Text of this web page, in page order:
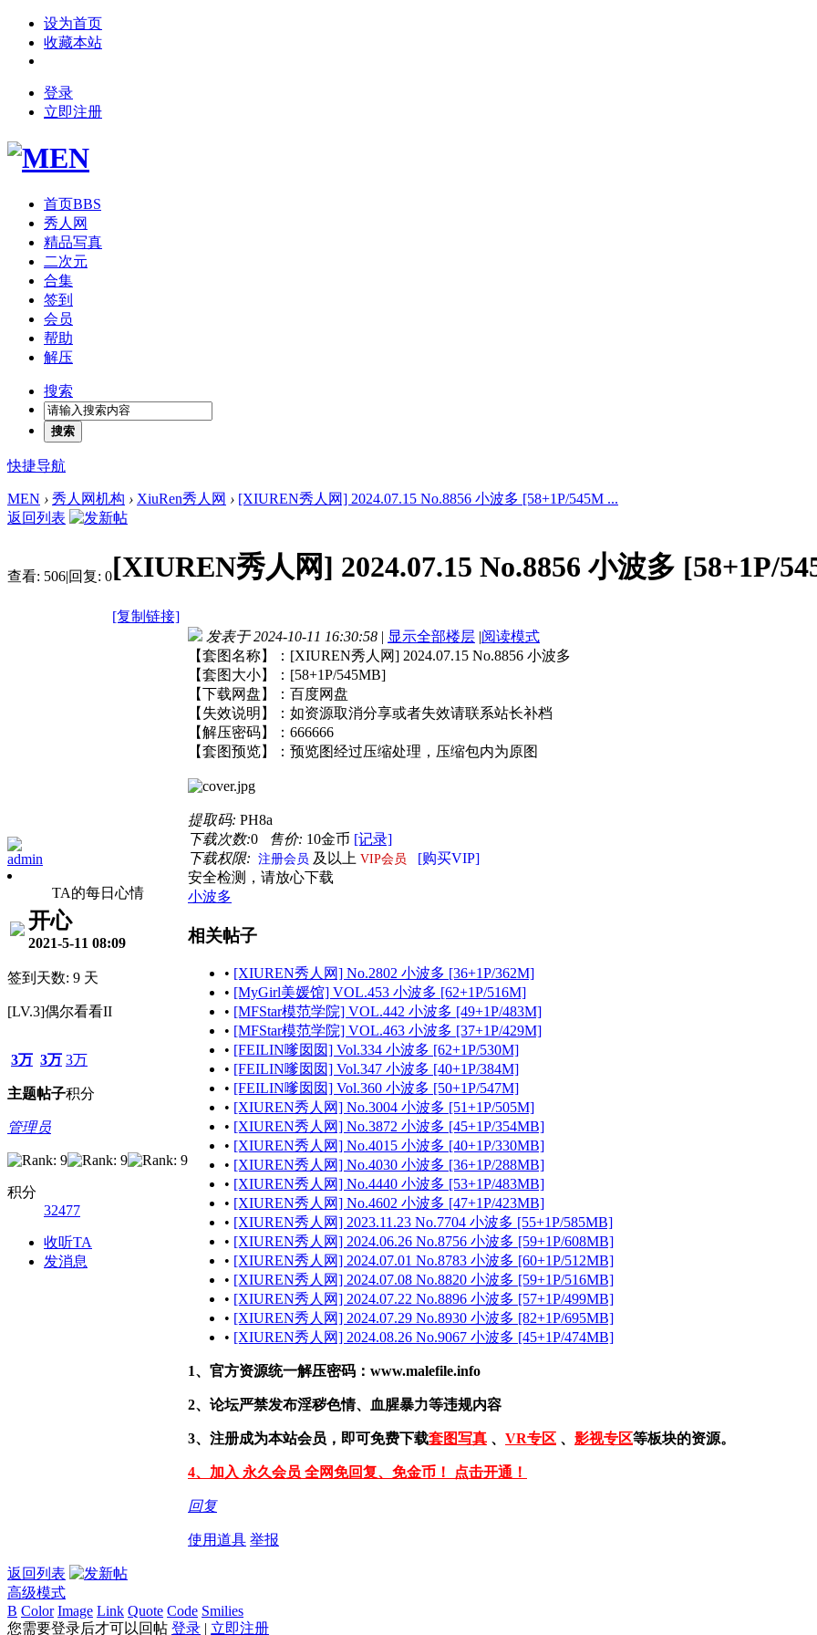
设为首页
收藏本站
登录
立即注册
首页BBS
秀人网
精品写真
二次元
合集
签到
会员
帮助
解压
搜索
搜索
快捷导航
MEN › 秀人网机构 › XiuRen秀人网 › [XIUREN秀人网] 2024.07.15 No.8856 小波多 [58+1P/545M ...
返回列表
查看: 506|回复: 0[XIUREN秀人网] 2024.07.15 No.8856 小波多 [58+1P/
[复制链接]
admin
TA的每日心情
开心
2021-5-11 08:09
签到天数: 9 天
[LV.3]偶尔看看II
3万
主题
3万
帖子
3万
积分
管理员
积分
32477
收听TA
发消息
发表于 2024-10-11 16:30:58 | 显示全部楼层 |阅读模式
【套图名称】：[XIUREN秀人网] 2024.07.15 No.8856 小波多
【套图大小】：[58+1P/545MB]
【下载网盘】：百度网盘
【失效说明】：如资源取消分享或者失效请联系站长补档
【解压密码】：666666
【套图预览】：预览图经过压缩处理，压缩包内为原图
提取码: PH8a
下载次数:0 售价: 10金币 [记录]
下载权限: 注册会员 及以上 VIP会员
[购买VIP]
安全检测，请放心下载
小波多
相关帖子
• [XIUREN秀人网] No.2802 小波多 [36+1P/362M]
• [MyGirl美媛馆] VOL.453 小波多 [62+1P/516M]
• [MFStar模范学院] VOL.442 小波多 [49+1P/483M]
• [MFStar模范学院] VOL.463 小波多 [37+1P/429M]
• [FEILIN嗲囡囡] Vol.334 小波多 [62+1P/530M]
• [FEILIN嗲囡囡] Vol.347 小波多 [40+1P/384M]
• [FEILIN嗲囡囡] Vol.360 小波多 [50+1P/547M]
• [XIUREN秀人网] No.3004 小波多 [51+1P/505M]
• [XIUREN秀人网] No.3872 小波多 [45+1P/354MB]
• [XIUREN秀人网] No.4015 小波多 [40+1P/330MB]
• [XIUREN秀人网] No.4030 小波多 [36+1P/288MB]
• [XIUREN秀人网] No.4440 小波多 [53+1P/483MB]
• [XIUREN秀人网] No.4602 小波多 [47+1P/423MB]
• [XIUREN秀人网] 2023.11.23 No.7704 小波多 [55+1P/585MB]
• [XIUREN秀人网] 2024.06.26 No.8756 小波多 [59+1P/608MB]
• [XIUREN秀人网] 2024.07.01 No.8783 小波多 [60+1P/512MB]
• [XIUREN秀人网] 2024.07.08 No.8820 小波多 [59+1P/516MB]
• [XIUREN秀人网] 2024.07.22 No.8896 小波多 [57+1P/499MB]
• [XIUREN秀人网] 2024.07.29 No.8930 小波多 [82+1P/695MB]
• [XIUREN秀人网] 2024.08.26 No.9067 小波多 [45+1P/474MB]
1、官方资源统一解压密码：www.malefile.info
2、论坛严禁发布淫秽色情、血腥暴力等违规内容
3、注册成为本站会员，即可免费下载套图写真 、 VR专区 、 影视专区等板块的资源。
4、加入 永久会员 全网免回复、免金币！ 点击开通！
回复
使用道具 举报
返回列表
高级模式
B Color Image Link Quote Code Smilies
您需要登录后才可以回帖 登录 | 立即注册